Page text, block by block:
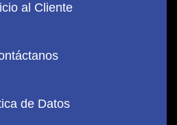
al Cliente
de Datos